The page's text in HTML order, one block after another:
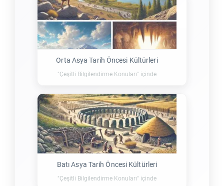
Orta Asya Tarih Öncesi Kültürleri
"Çeşitli Bilgilendirme Konuları" içinde
Batı Asya Tarih Öncesi Kültürleri
"Çeşitli Bilgilendirme Konuları" içinde